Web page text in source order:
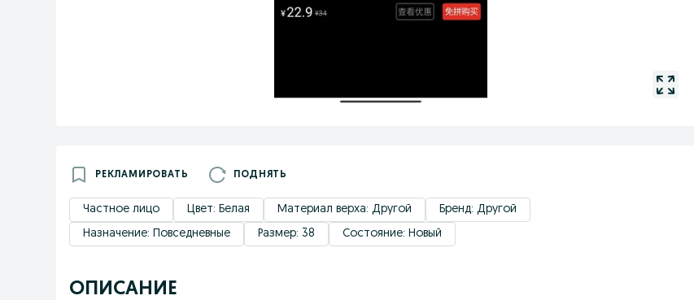
РЕКЛАМИРОВАТЬ ПОДНЯТЬ
Частное лицо Цвет: Белая Материал верха: Другой
Бренд: Другой
Назначение: Повседневные
Размер: 38 Состояние: Новый
ОПИСАНИЕ